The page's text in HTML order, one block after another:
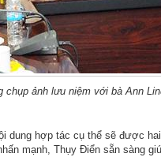
chụp ảnh lưu niệm với bà Ann
dung hợp tác cụ thể sẽ được
mạnh, Thụy Điển sẵn sàng